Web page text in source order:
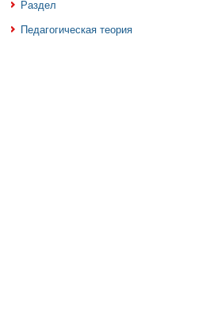
Раздел
Педагогическая теория